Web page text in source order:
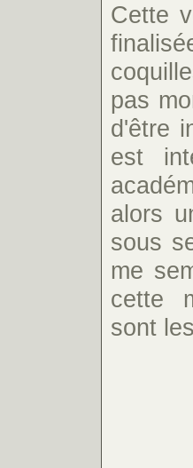
Cette
pas
d'être
est
alors
sous
me
cette
sont